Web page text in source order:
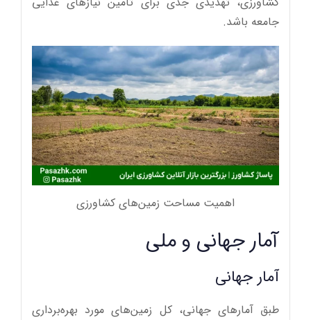
جامعه باشد.
اهمیت مساحت زمین‌های کشاورزی
آمار جهانی و ملی
آمار جهانی
طبق آمارهای جهانی، کل زمین‌های مورد بهره‌برداری